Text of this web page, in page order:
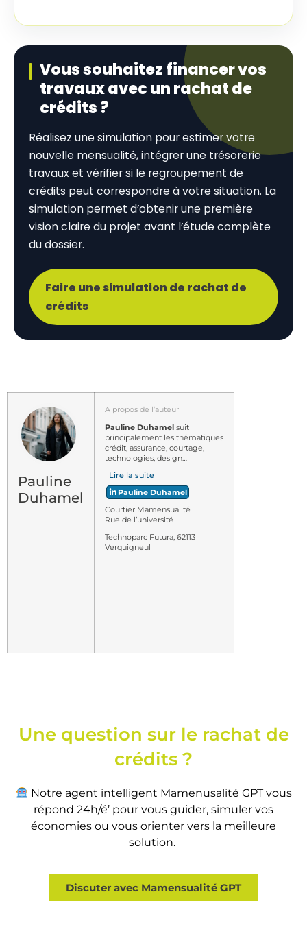
Vous souhaitez financer vos
travaux avec un rachat de
crédits ?
Réalisez une simulation pour estimer votre
nouvelle mensualité, intégrer une trésorerie
travaux et vérifier si le regroupement de
crédits peut correspondre à votre situation. La
simulation permet d’obtenir une première
vision claire du projet avant l’étude complète
du dossier.
Faire une simulation de rachat de
crédits
Pauline
Duhamel
A propos de l’auteur
Pauline Duhamel suit
principalement les thématiques
crédit, assurance, courtage,
technologies, design…
Lire la suite
Pauline Duhamel
Courtier Mamensualité
Rue de l’université
Technoparc Futura, 62113
Verquigneul
Une question sur le rachat de
crédits ?
Notre agent intelligent Mamenusalité GPT vous
répond 24h/é’ pour vous guider, simuler vos
économies ou vous orienter vers la meilleure
solution.
Discuter avec Mamensualité GPT